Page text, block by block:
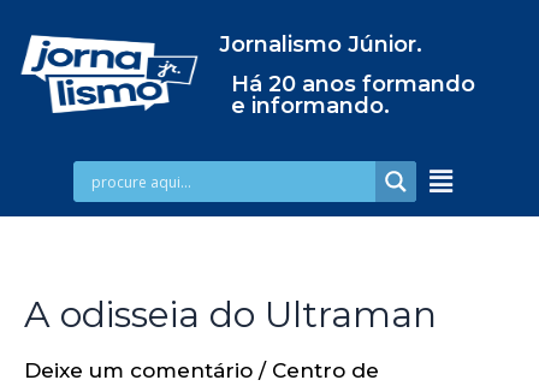
Jornalismo Júnior.
Há 20 anos formando
e informando.
A odisseia do Ultraman
Deixe um comentário / Centro de